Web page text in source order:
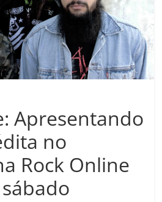
Apresentando
no
Rock Online